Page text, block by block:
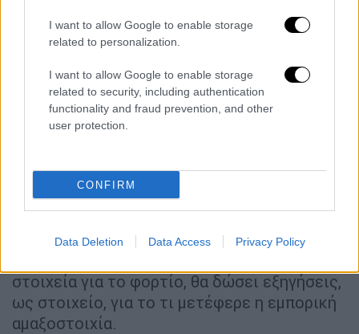
I want to allow Google to enable storage
related to personalization.
I want to allow Google to enable storage
related to security, including authentication
functionality and fraud prevention, and other
user protection.
CONFIRM
Data Deletion Data Access Privacy Policy
κάμερα της επιχείρησης της Κατερίνης,
υπάρχει εδώ και πολύ καιρό και
συγκεκριμένα, από τον Μάρτιο του 2023,
οπότε και δημοσιοποιήθηκε. Εντούτοις,
δικαστικοί κύκλοι εκτιμούν ότι είναι
σημαντικό στοιχείο, καθώς προέρχεται από
τηδιέλευση της εμπορικής αμαξοστοιχίας
από τονσταθμό τηςΚατερίνης
κουβαλούσε η εμπορική εξετάστηκαν μετά
στοιχεία για το φορτίο, θα δώσει εξηγήσεις,
ως στοιχείο, για το τι μετέφερε η εμπορική
αμαξοστοιχία.